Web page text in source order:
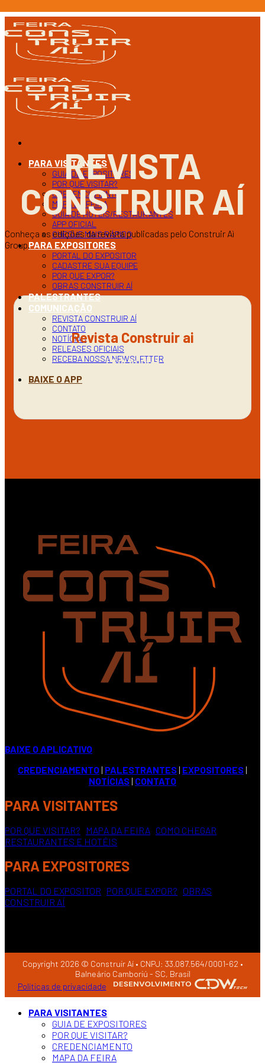
para
conteúdo
PARA VISITANTES
GUIA DE EXPOSITORES
POR QUE VISITAR?
CREDENCIAMENTO
MAPA DA FEIRA
GUIA DE HOTEIS/RESTAURANTES
APP OFICIAL
CHEGUE MAIS RÁPIDO
PARA EXPOSITORES
PORTAL DO EXPOSITOR
CADASTRE SUA EQUIPE
POR QUE EXPOR?
OBRAS CONSTRUIR AÍ
PALESTRANTES
COMUNICAÇÃO
REVISTA CONSTRUIR AÍ
CONTATO
NOTÍCIAS
RELEASES OFICIAIS
RECEBA NOSSA NEWSLETTER
BAIXE O APP
REVISTA
CONSTRUIR AÍ
Conheça as edições da revista publicadas pelo Construir Aì
Group.
Revista Construir ai
LEIA AQUI
BAIXE O APLICATIVO
CREDENCIAMENTO | PALESTRANTES | EXPOSITORES |
NOTÍCIAS | CONTATO
PARA VISITANTES
POR QUE VISITAR? MAPA DA FEIRA COMO CHEGAR
RESTAURANTES E HOTÉIS
PARA EXPOSITORES
PORTAL DO EXPOSITOR POR QUE EXPOR? OBRAS
CONSTRUIR AÍ
Copyright 2026 © Construir Aí • CNPJ: 33.087.564/0001-62 •
Balneário Camboriú - SC, Brasil
Políticas de privacidade
PARA VISITANTES
GUIA DE EXPOSITORES
POR QUE VISITAR?
CREDENCIAMENTO
MAPA DA FEIRA